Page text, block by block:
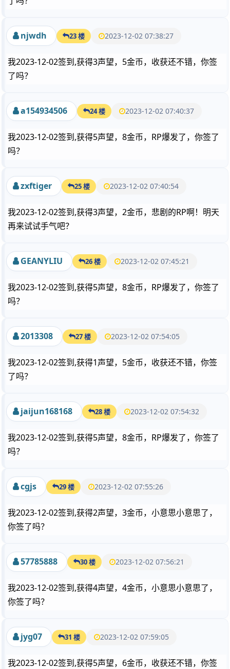
njwdh 23 楼 2023-12-02 07:38:27
我2023-12-02签到,获得3声望，5金币，收获还不错，你签
了吗？
a154934506 24 楼 2023-12-02 07:40:37
我2023-12-02签到,获得5声望，8金币，RP爆发了，你签了
吗？
zxftiger 25 楼 2023-12-02 07:40:54
我2023-12-02签到,获得3声望，2金币，悲剧的RP啊！明天
再来试试手气吧？
GEANYLIU 26 楼 2023-12-02 07:45:21
我2023-12-02签到,获得5声望，8金币，RP爆发了，你签了
吗？
2013308 27 楼 2023-12-02 07:54:05
我2023-12-02签到,获得1声望，5金币，收获还不错，你签
了吗？
jaijun168168 28 楼 2023-12-02 07:54:32
我2023-12-02签到,获得5声望，8金币，RP爆发了，你签了
吗？
cgjs 29 楼 2023-12-02 07:55:26
我2023-12-02签到,获得2声望，3金币，小意思小意思了，
你签了吗？
57785888 30 楼 2023-12-02 07:56:21
我2023-12-02签到,获得4声望，4金币，小意思小意思了，
你签了吗？
jyg07 31 楼 2023-12-02 07:59:05
我2023-12-02签到,获得5声望，6金币，收获还不错，你签